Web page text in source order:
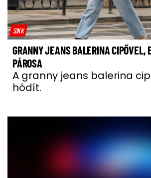
SIKK
GRANNY JEANS BALERINA CIPŐVEL,
PÁROSA
A granny jeans balerina
hódít.